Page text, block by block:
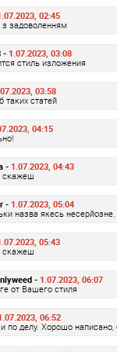
02:45
з задоволенням
- 1.07.2023, 03:08
стиль изложения
03:58
таких статей
04:15
- 1.07.2023, 04:43
скажеш
- 1.07.2023, 05:04
назва якесь несерйозне.
05:43
скажеш
- 1.07.2023, 06:07
от Вашего стиля
06:52
по делу. Хорошо